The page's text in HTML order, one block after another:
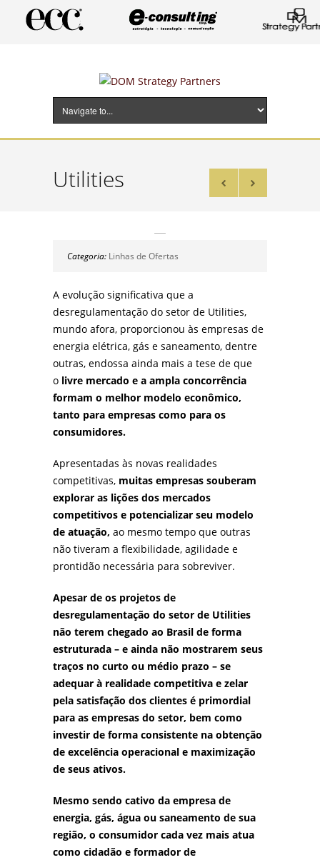
Utilities
Categoria: Linhas de Ofertas
A evolução significativa que a
desregulamentação do setor de Utilities,
mundo afora, proporcionou às empresas de
energia elétrica, gás e saneamento, dentre
outras, endossa ainda mais a tese de que
o livre mercado e a ampla concorrência
formam o melhor modelo econômico,
tanto para empresas como para os
consumidores.
Apresentadas às novas realidades
competitivas, muitas empresas souberam
explorar as lições dos mercados
competitivos e potencializar seu modelo
de atuação, ao mesmo tempo que outras
não tiveram a flexibilidade, agilidade e
prontidão necessária para sobreviver.
Apesar de os projetos de
desregulamentação do setor de Utilities
não terem chegado ao Brasil de forma
estruturada – e ainda não mostrarem seus
traços no curto ou médio prazo – se
adequar à realidade competitiva e zelar
pela satisfação dos clientes é primordial
para as empresas do setor, bem como
investir de forma consistente na obtenção
de excelência operacional e maximização
de seus ativos.
Mesmo sendo cativo da empresa de
energia, gás, água ou saneamento de sua
região, o consumidor cada vez mais atua
como cidadão e formador de